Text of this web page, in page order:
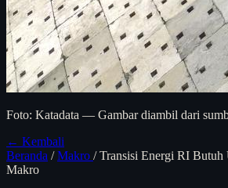
Foto: Katadata — Gambar diambil dari
← Kembali
Beranda / Makro / Transisi Energi RI
Makro